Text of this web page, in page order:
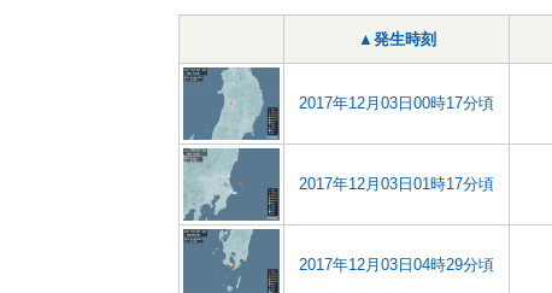
▲発生時刻
2017年12月03日00時17分頃
2017年12月03日01時17分頃
2017年12月03日04時29分頃